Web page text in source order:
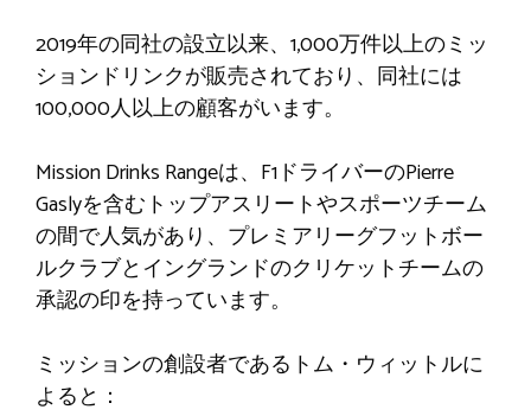
2019年の同社の設立以来、1,000万件以上のミッ
ションドリンクが販売されており、同社には
100,000人以上の顧客がいます。
Mission Drinks Rangeは、F1ドライバーのPierre
Gaslyを含むトップアスリートやスポーツチーム
の間で人気があり、プレミアリーグフットボー
ルクラブとイングランドのクリケットチームの
承認の印を持っています。
ミッションの創設者であるトム・ウィットルに
よると：